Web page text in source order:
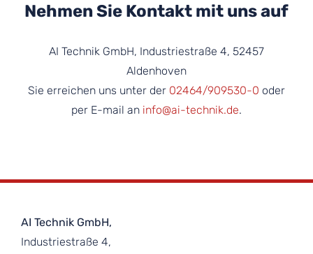
Nehmen Sie Kontakt mit uns auf
AI Technik GmbH, Industriestraße 4, 52457
Aldenhoven
Sie erreichen uns unter der 02464/909530-0 oder
per E-mail an info@ai-technik.de.
AI Technik GmbH,
Industriestraße 4,